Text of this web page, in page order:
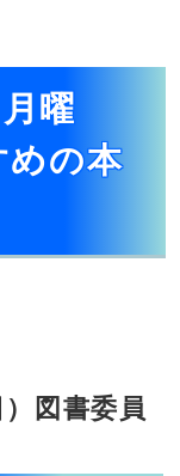
曜
めの本
図書委員